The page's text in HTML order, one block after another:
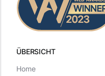
ÜBERSICHT
Home